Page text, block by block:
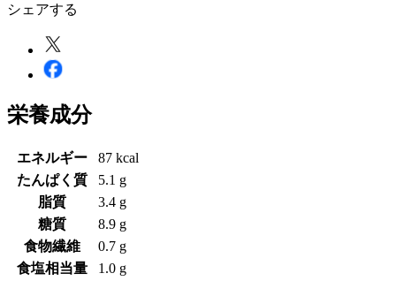
シェアする
栄養成分
エネルギー
87 kcal
たんぱく質
5.1 g
脂質
3.4 g
糖質
8.9 g
食物繊維
0.7 g
食塩相当量
1.0 g